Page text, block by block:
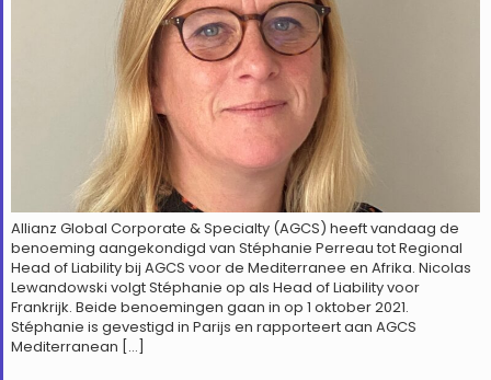
Allianz Global Corporate & Specialty (AGCS) heeft vandaag de
benoeming aangekondigd van Stéphanie Perreau tot Regional
Head of Liability bij AGCS voor de Mediterranee en Afrika. Nicolas
Lewandowski volgt Stéphanie op als Head of Liability voor
Frankrijk. Beide benoemingen gaan in op 1 oktober 2021.
Stéphanie is gevestigd in Parijs en rapporteert aan AGCS
Mediterranean […]